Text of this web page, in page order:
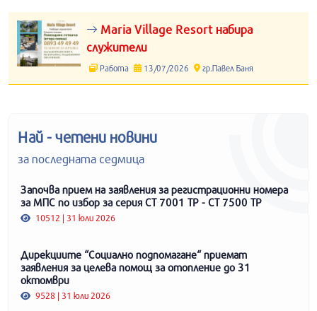
Maria Village Resort набира
служители
Работа 13/07/2026 гр.Павел Баня
Най - четени новини
за последната седмица
Започва прием на заявления за регистрационни номера
за МПС по избор за серия СТ 7001 ТР - СТ 7500 ТР
10512 | 31 юли 2026
Дирекциите “Социално подпомагане“ приемат
заявления за целева помощ за отопление до 31
октомври
9528 | 31 юли 2026